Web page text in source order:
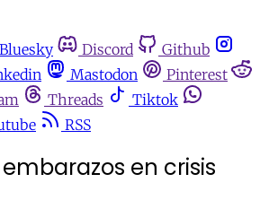
Bluesky Discord
Github
Mastodon
Pinterest
Threads
Tiktok
RSS
en crisis